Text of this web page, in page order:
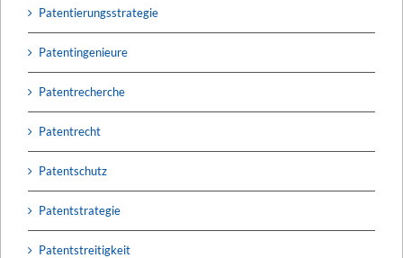
Patentierungsstrategie
Patentingenieure
Patentrecherche
Patentrecht
Patentschutz
Patentstrategie
Patentstreitigkeit